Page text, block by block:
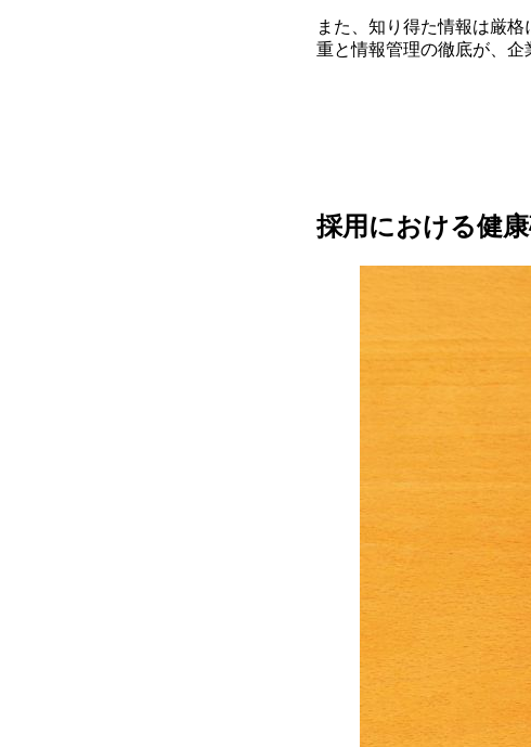
また、知り得た情報は厳
重と情報管理の徹底が、企
採用における健